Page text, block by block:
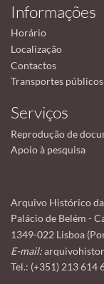
Informações
Horário
Localização
Contactos
Transportes públicos
Serviços
Reprodução de
Apoio à pesquisa
Arquivo Histórico
Palácio de Belém -
1349-022 Lisboa
E-mail:
Tel.: (+351) 213 614